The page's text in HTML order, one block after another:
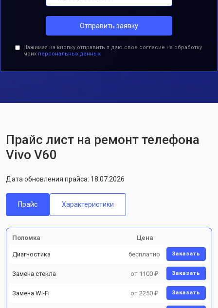
Отправить заявку
Нажимая на кнопку отправить я даю свое согласие на обработку
моих персональных данных.
Прайс лист на ремонт телефона
Vivo V60
Дата обновления прайса: 18.07.2026
Прайс Характеристики
Поломка Цена
Диагностика бесплатно Заказать
Замена стекла от 1100 ₽ Заказать
Замена Wi-Fi от 2250 ₽ Заказать